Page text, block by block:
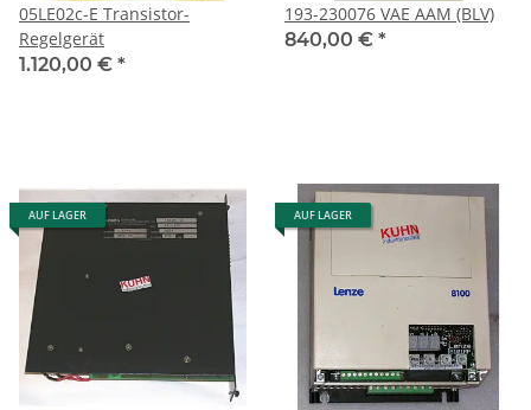
05LE02c-E Transistor-
Regelgerät
1.120,00 € *
193-230076 VAE AAM (BLV)
840,00 € *
AUF LAGER AUF LAGER